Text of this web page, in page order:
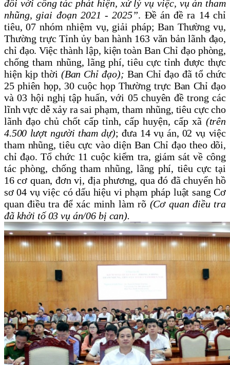
đối với công tác phát hiện, xử lý vụ việc, vụ án tham
nhũng, giai đoạn 2021 - 2025”. Đề án đề ra 14chỉ
tiêu,07 nhóm nhiệm vụ, giải pháp; Ban Thường vụ,
Thường trực Tỉnh ủy ban hành 163 văn bản lãnh đạo,
chỉ đạo. Việcthành lập, kiện toàn Ban Chỉ đạo phòng,
chống tham nhũng, lãng phí, tiêu cực tỉnh được thực
hiện kịp thời (Ban Chỉ đạo); Ban Chỉ đạo đã tổ chức
25 phiên họp, 30 cuộc họp Thường trực Ban Chỉ đạo
và03 hội nghị tập huấn, với 05 chuyên đềtrong các
lĩnh vực dễ xảy ra sai phạm, tham nhũng, tiêu cực cho
lãnh đạo chủ chốt cấp tỉnh, cấp huyện, cấp xã (trên
4.500 lượt người tham dự); đưa 14 vụ án, 02 vụ việc
tham nhũng, tiêu cực vào diện Ban Chỉ đạo theo dõi,
chỉ đạo. Tổ chức 11 cuộc kiểm tra, giám sát về công
tác phòng, chống tham nhũng, lãng phí, tiêu cựctại
16 cơ quan, đơn vị, địa phương, qua đó đã chuyển hồ
sơ 04 vụ việc có dấu hiệu vi phạm pháp luật sang Cơ
quan điều tra để xác minh làm rõ (Cơ quan điều tra
đã khởi tố 03 vụ án/06 bị can).